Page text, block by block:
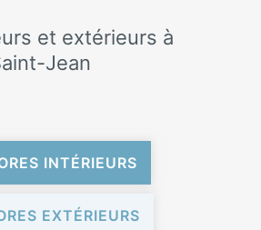
et extérieurs à
Jean
INTÉRIEURS
EXTÉRIEURS